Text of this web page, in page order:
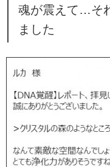
魂が震えて…そ
ました